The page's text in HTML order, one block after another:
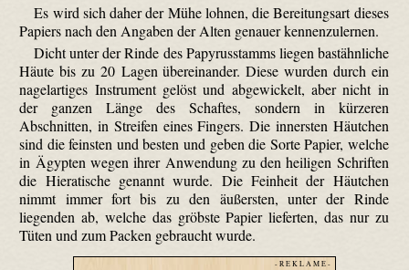
Es wird sich daher der Mühe lohnen, die Bereitungsart dieses
Papiers nach den Angaben der Alten genauer kennenzulernen.
Dicht unter der Rinde des Papyrusstamms liegen bastähnliche
Häute bis zu 20 Lagen übereinander. Diese wurden durch ein
nagelartiges Instrument gelöst und abgewickelt, aber nicht in
der ganzen Länge des Schaftes, sondern in kürzeren
Abschnitten, in Streifen eines Fingers. Die innersten Häutchen
sind die feinsten und besten und geben die Sorte Papier, welche
in Ägypten wegen ihrer Anwendung zu den heiligen Schriften
die Hieratische genannt wurde. Die Feinheit der Häutchen
nimmt immer fort bis zu den äußersten, unter der Rinde
liegenden ab, welche das gröbste Papier lieferten, das nur zu
Tüten und zum Packen gebraucht wurde.
- R E K L A M E -